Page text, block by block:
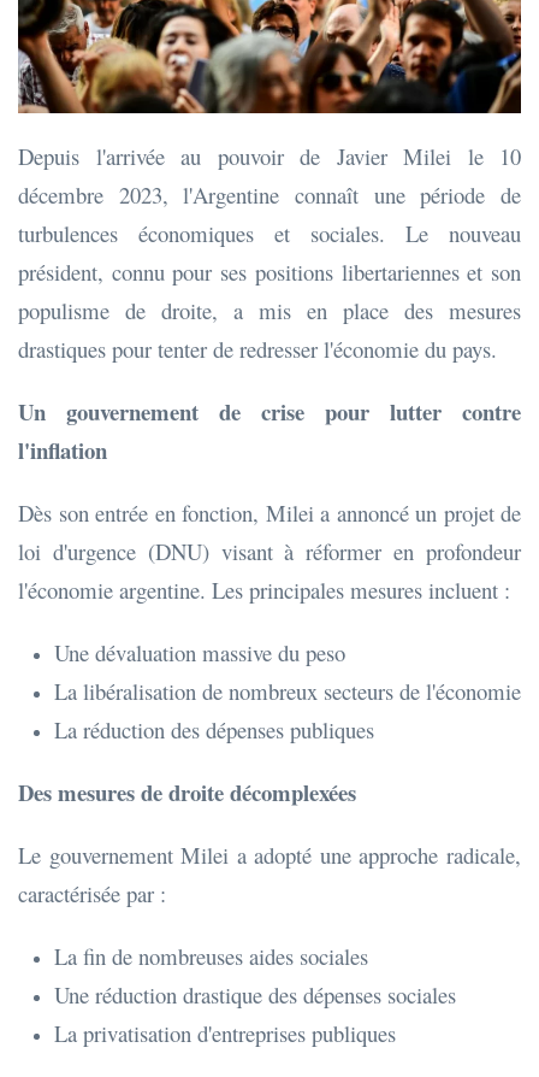
Depuis l'arrivée au pouvoir de Javier Milei le 10
décembre 2023, l'Argentine connaît une période de
turbulences économiques et sociales. Le nouveau
président, connu pour ses positions libertariennes et son
populisme de droite, a mis en place des mesures
drastiques pour tenter de redresser l'économie du pays.
Un gouvernement de crise pour lutter contre
l'inflation
Dès son entrée en fonction, Milei a annoncé un projet de
loi d'urgence (DNU) visant à réformer en profondeur
l'économie argentine. Les principales mesures incluent :
Une dévaluation massive du peso
La libéralisation de nombreux secteurs de l'économie
La réduction des dépenses publiques
Des mesures de droite décomplexées
Le gouvernement Milei a adopté une approche radicale,
caractérisée par :
La fin de nombreuses aides sociales
Une réduction drastique des dépenses sociales
La privatisation d'entreprises publiques